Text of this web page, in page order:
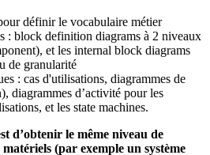
définir le vocabulaire métier
: block definition diagrams à 2 niveaux
et les internal block diagrams
de granularité
: cas d'utilisations, diagrammes de
diagrammes d’activité pour les
et les state machines.
d’obtenir le même niveau de
(par exemple un système